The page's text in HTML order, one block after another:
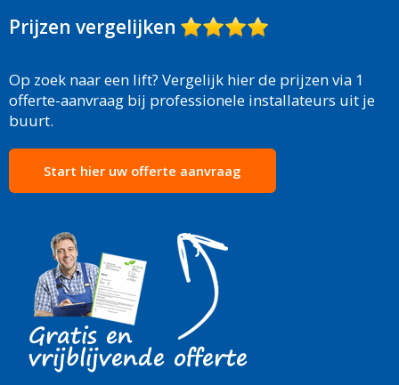
Prijzen vergelijken
Op zoek naar een lift? Vergelijk hier de prijzen via 1
offerte-aanvraag bij professionele installateurs uit je
buurt.
Start hier uw offerte aanvraag